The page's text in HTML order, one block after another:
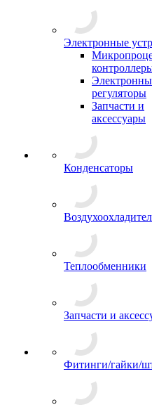
Электронные
регуляторы
Запчасти и
аксессуары
Конденсаторы
Теплообменники
Запчасти и
Фитинги/гайки/